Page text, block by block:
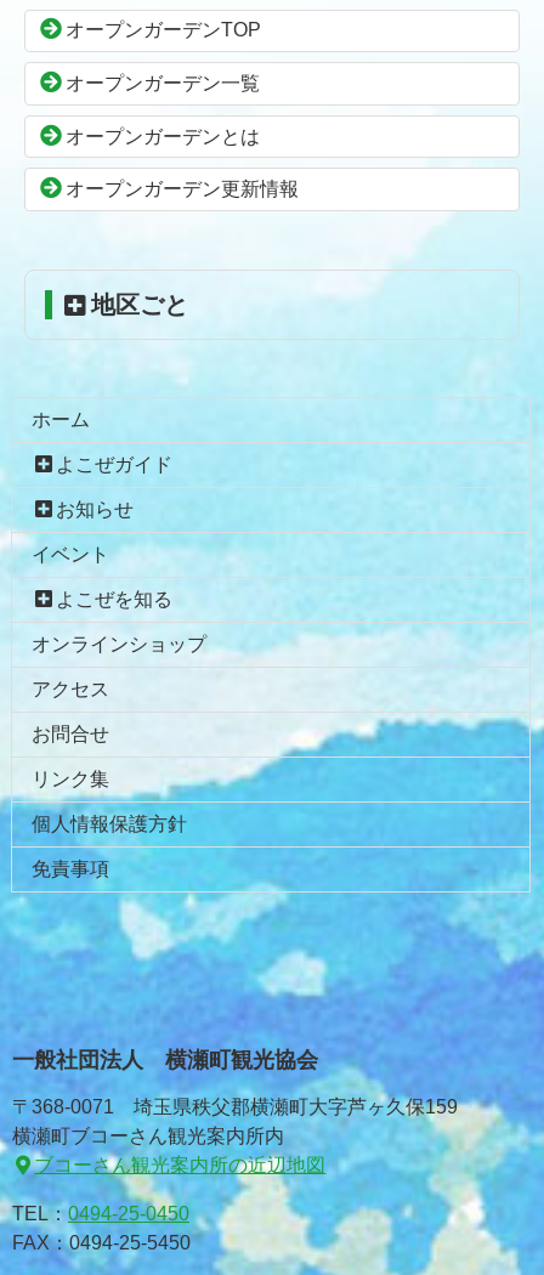
ン
本
文
先
へ
る
の
頭
へ
る
オープンガーデンTOP
オープンガーデン一覧
オープンガーデンとは
オープンガーデン更新情報
地区ごと
ホーム
よこぜガイド
お知らせ
イベント
よこぜを知る
オンラインショップ
アクセス
お問合せ
リンク集
個人情報保護方針
免責事項
一般社団法人 横瀬町観光協会
〒368-0071 埼玉県秩父郡横瀬町大字芦ヶ久保159
横瀬町ブコーさん観光案内所内
ブコーさん観光案内所の近辺地図
TEL：0494-25-0450
FAX：0494-25-5450